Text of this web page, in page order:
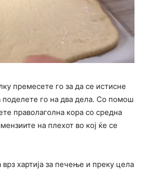
премесете го за да се истисне
поделете го на два дела. Со помош
праволаголна кора со средна
на плехот во кој ќе се
врз хартија за печење и преку цела